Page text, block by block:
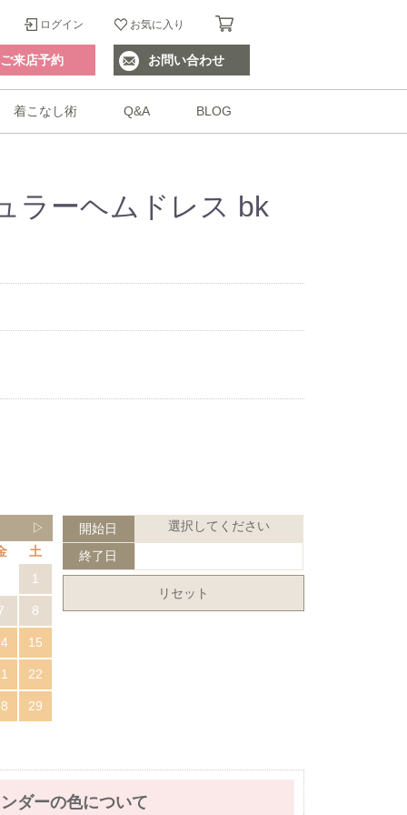
ログイン お気に入り
ご来店予約 お問い合わせ
着こなし術 Q&A BLOG
ラーヘムドレス bk
▷
土
1
8
15
22
29
開始日 選択してください
終了日
リセット
ダーの色について